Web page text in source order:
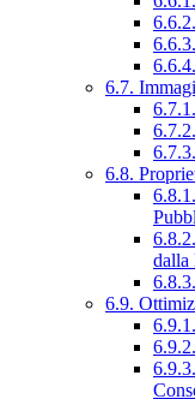
6.7.
6.8.
dalla
6.9.